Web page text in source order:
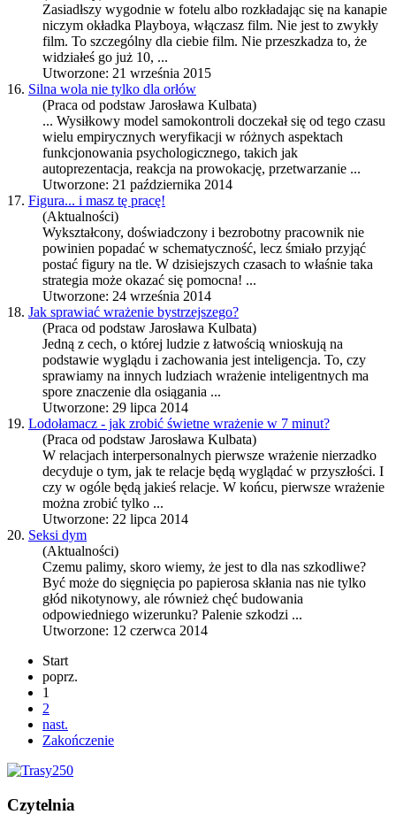
Zasiadłszy wygodnie w fotelu albo rozkładając się na kanapie
niczym okładka Playboya, włączasz film. Nie jest to zwykły
film. To szczególny dla ciebie film. Nie przeszkadza to, że
widziałeś go już 10, ...
Utworzone: 21 września 2015
16. Silna wola nie tylko dla orłów
(Praca od podstaw Jarosława Kulbata)
... Wysiłkowy model samokontroli doczekał się od tego czasu
wielu empirycznych weryfikacji w różnych aspektach
funkcjonowania psychologicznego, takich jak
autoprezentacja, reakcja na prowokację, przetwarzanie ...
Utworzone: 21 października 2014
17. Figura... i masz tę pracę!
(Aktualności)
Wykształcony, doświadczony i bezrobotny pracownik nie
powinien popadać w schematyczność, lecz śmiało przyjąć
postać figury na tle. W dzisiejszych czasach to właśnie taka
strategia może okazać się pomocna! ...
Utworzone: 24 września 2014
18. Jak sprawiać wrażenie bystrzejszego?
(Praca od podstaw Jarosława Kulbata)
Jedną z cech, o której ludzie z łatwością wnioskują na
podstawie wyglądu i zachowania jest inteligencja. To, czy
sprawiamy na innych ludziach wrażenie inteligentnych ma
spore znaczenie dla osiągania ...
Utworzone: 29 lipca 2014
19. Lodołamacz - jak zrobić świetne wrażenie w 7 minut?
(Praca od podstaw Jarosława Kulbata)
W relacjach interpersonalnych pierwsze wrażenie nierzadko
decyduje o tym, jak te relacje będą wyglądać w przyszłości. I
czy w ogóle będą jakieś relacje. W końcu, pierwsze wrażenie
można zrobić tylko ...
Utworzone: 22 lipca 2014
20. Seksi dym
(Aktualności)
Czemu palimy, skoro wiemy, że jest to dla nas szkodliwe?
Być może do sięgnięcia po papierosa skłania nas nie tylko
głód nikotynowy, ale również chęć budowania
odpowiedniego wizerunku? Palenie szkodzi ...
Utworzone: 12 czerwca 2014
Start
poprz.
1
2
nast.
Zakończenie
Czytelnia